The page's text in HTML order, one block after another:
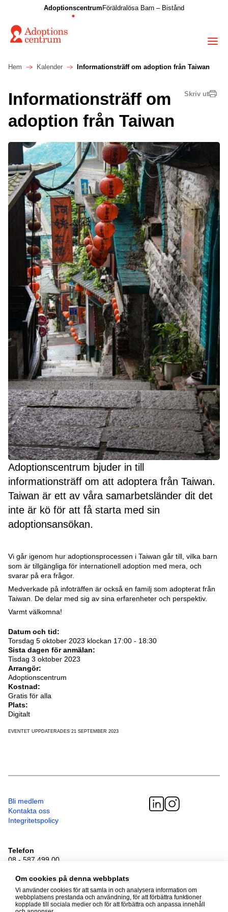
Adoptionscentrum Föräldralösa Barn – Bistånd
Hem Kalender Informationsträff om adoption från Taiwan
Skriv ut
Informationsträff om
adoption från Taiwan
Adoptionscentrum bjuder in till
informationsträff om att adoptera från Taiwan.
Taiwan är ett av våra samarbetsländer dit det
inte är kö för att få starta med sin
adoptionsansökan.
Vi går igenom hur adoptionsprocessen i Taiwan går till, vilka barn
som är tillgängliga för internationell adoption med mera, och
svarar på era frågor.
Medverkade på infoträffen är också en familj som adopterat från
Taiwan. De delar med sig av sina erfarenheter och perspektiv.
Varmt välkomna!
Datum och tid:
Torsdag 5 oktober 2023 klockan 17:00 - 18:30
Sista dagen för anmälan:
Tisdag 3 oktober 2023
Arrangör:
Adoptionscentrum
Kostnad:
Gratis för alla
Plats:
Digitalt
EVENTET UPPDATERADES 21 SEPTEMBER 2023
Bli medlem
Kontakta oss
Integritetspolicy
Telefon
08 - 587 499 00
Sveavägen 41
111 34 Stockholm
Om cookies på denna webbplats
Vi använder cookies för att samla in och analysera information om
webbplatsens prestanda och användning, för att förbättra funktioner
kopplade till sociala medier och för att förbättra och anpassa innehåll